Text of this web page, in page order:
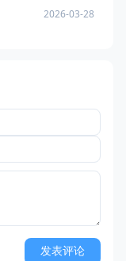
2026-03-28
发表评论